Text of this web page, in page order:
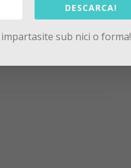
DESCARCA!
sub nici o forma!